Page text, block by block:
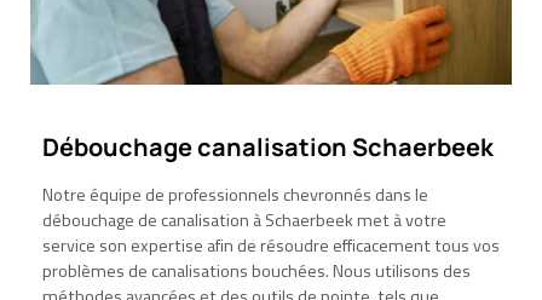
Débouchage canalisation Schaerbeek
Notre équipe de professionnels chevronnés dans le
débouchage de canalisation à Schaerbeek met à votre
service son expertise afin de résoudre efficacement tous vos
problèmes de canalisations bouchées. Nous utilisons des